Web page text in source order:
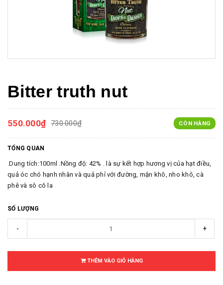
Bitter truth nut
550.000₫ 730.000₫ CÒN HÀNG
TỔNG QUAN
.Dung tích:100ml .Nồng độ: 42% . là sự kết hợp hương vị của hạt điều,
quả óc chó hạnh nhân và quả phỉ với đường, mận khô, nho khô, cà
phê và sô cô la
SỐ LƯỢNG
- +
THÊM VÀO GIỎ HÀNG